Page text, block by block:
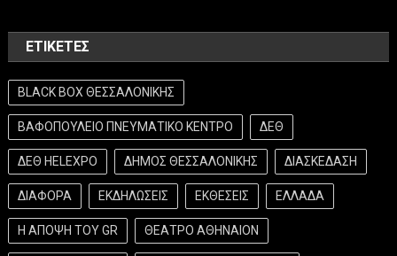
ΕΤΙΚΈΤΕΣ
BLACK BOX ΘΕΣΣΑΛΟΝΙΚΗΣ
ΒΑΦΟΠΟΥΛΕΙΟ ΠΝΕΥΜΑΤΙΚΟ ΚΕΝΤΡΟ ΔΕΘ
ΔΕΘ HELEXPO ΔΗΜΟΣ ΘΕΣΣΑΛΟΝΙΚΗΣ ΔΙΑΣΚΕΔΑΣΗ
ΔΙΑΦΟΡΑ ΕΚΔΗΛΩΣΕΙΣ ΕΚΘΕΣΕΙΣ ΕΛΛΑΔΑ
Η ΑΠΟΨΗ ΤΟΥ GR ΘΕΑΤΡΟ ΑΘΗΝΑΙΟΝ